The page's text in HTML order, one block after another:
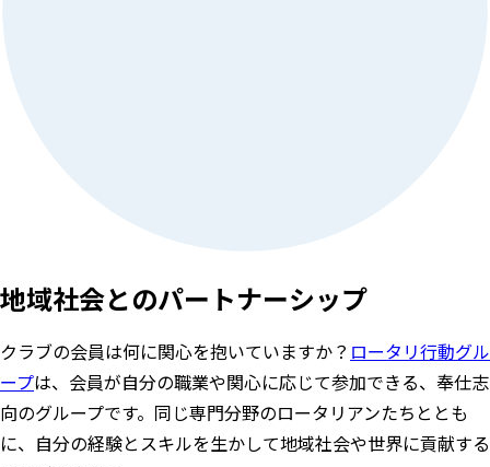
地域社会とのパートナーシップ
クラブの会員は何に関心を抱いていますか？ ロータリ行動グル
ープは、会員が自分の職業や関心に応じて参加できる、奉仕志
向のグループです。同じ専門分野のロータリアンたちととも
に、自分の経験とスキルを生かして地域社会や世界に貢献する